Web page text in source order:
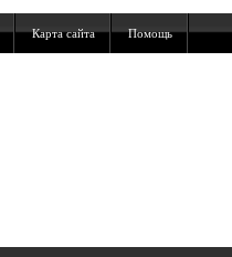
Карта сайта Помощь